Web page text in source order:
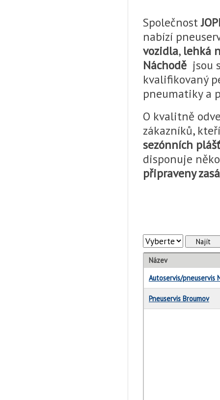
Společnost
nabízí
vozidla, lehká
Náchodě jsou
kvalifikovaný
pneumatiky a
O kvalitně
zákazníků,
sezónních
disponuje
připraveny
Najít
Název
Autoservis/pneuservis
Pneuservis Broumov